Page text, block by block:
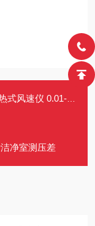
20m/s高精度测温风速计
净室测压差